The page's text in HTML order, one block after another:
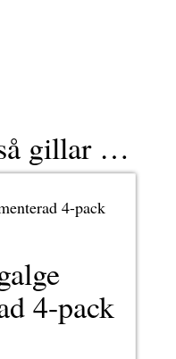
gillar …
4-pack